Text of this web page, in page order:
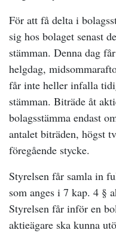
För att få delta i
sig hos bolaget senast
stämman. Denna dag
helgdag,
får inte heller infalla
stämman. Biträde åt
bolagsstämma endast
antalet biträden, högst
föregående stycke.
Styrelsen får samla in
som anges i 7 kap. 4 §
Styrelsen får inför en
aktieägare ska kunna